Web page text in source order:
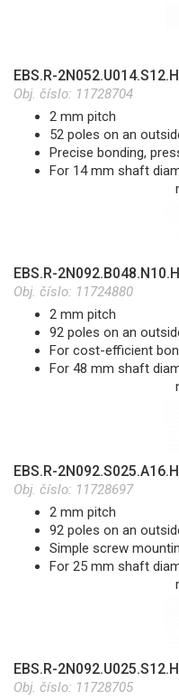
EBS.R-
Obj. číslo: 11728704
2 mm pitch
52 poles on an
Precise bonding,
For 14 mm shaft
EBS.R-
Obj. číslo: 11724880
2 mm pitch
92 poles on an
For cost-efficient
For 48 mm shaft
EBS.R-
Obj. číslo: 11728697
2 mm pitch
92 poles on an
Simple screw
For 25 mm shaft
EBS.R-
Obj. číslo: 11728705